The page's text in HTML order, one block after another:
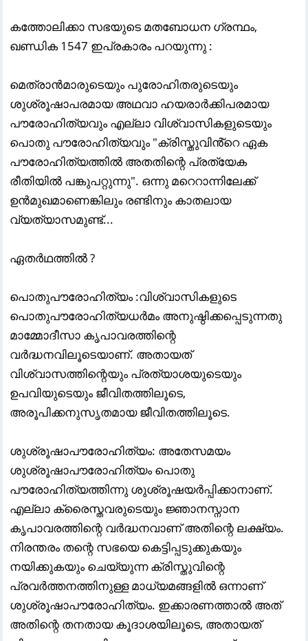
കത്തോലിക്കാ സഭയുടെ മതബോധന ഗ്രന്ഥം,
ഖണ്ഡിക 1547 ഇപ്രകാരം പറയുന്നു :
മെത്രാൻമാരുടെയും പുരോഹിതരുടെയും
ശുശ്രൂഷാപരമായ അഥവാ ഹയരാർക്കിപരമായ
പൗരോഹിത്യവും എല്ലാ വിശ്വാസികളുടെയും
പൊതു പൗരോഹിത്യവും "ക്രിസ്തുവിൻ്റെ ഏക
പൗരോഹിത്യത്തിൽ അതതിന്റെ പ്രത്യേക
രീതിയിൽ പങ്കുപറ്റുന്നു". ഒന്നു മറെറാന്നിലേക്ക്
ഉൻമുഖമാണെങ്കിലും രണ്ടിനും കാതലായ
വ്യത്യാസമുണ്ട്...
ഏതർഥത്തിൽ ?
പൊതുപൗരോഹിത്യം :വിശ്വാസികളുടെ
പൊതുപൗരോഹിത്യധർമം അനുഷ്ഠിക്കപ്പെടുന്നതു
മാമ്മോദീസാ കൃപാവരത്തിന്റെ
വർദ്ധനവിലൂടെയാണ്. അതായത്
വിശ്വാസത്തിന്റെയും പ്രത്യാശയുടെയും
ഉപവിയുടെയും ജീവിതത്തിലൂടെ,
അരൂപിക്കനുസൃതമായ ജീവിതത്തിലൂടെ.
ശുശ്രൂഷാപൗരോഹിത്യം: അതേസമയം
ശുശ്രൂഷാപൗരോഹിത്യം പൊതു
പൗരോഹിത്യത്തിന്നു ശുശ്രൂഷയർപ്പിക്കാനാണ്.
എല്ലാ ക്രൈസ്തവരുടെയും ജ്ഞാനസ്നാന
കൃപാവരത്തിന്റെ വർദ്ധനവാണ് അതിന്റെ ലക്ഷ്യം.
നിരന്തരം തന്റെ സഭയെ കെട്ടിപ്പടുക്കുകയും
നയിക്കുകയും ചെയ്യുന്ന ക്രിസ്തുവിന്റെ
പ്രവർത്തനത്തിനുള്ള മാധ്യമങ്ങളിൽ ഒന്നാണ്
ശുശ്രൂഷാപൗരോഹിത്യം. ഇക്കാരണത്താൽ അത്
അതിന്റെ തനതായ കൂദാശയിലൂടെ, അതായത്